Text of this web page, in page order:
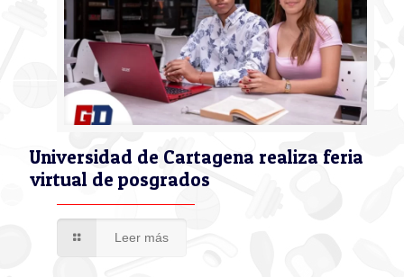
Universidad de Cartagena realiza feria
virtual de posgrados
Leer más